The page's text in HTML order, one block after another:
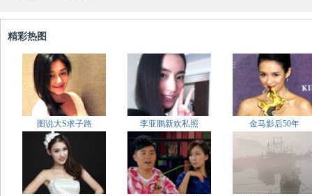
精彩热图
图说大S求子路 李亚鹏新欢私照 金马影后50年